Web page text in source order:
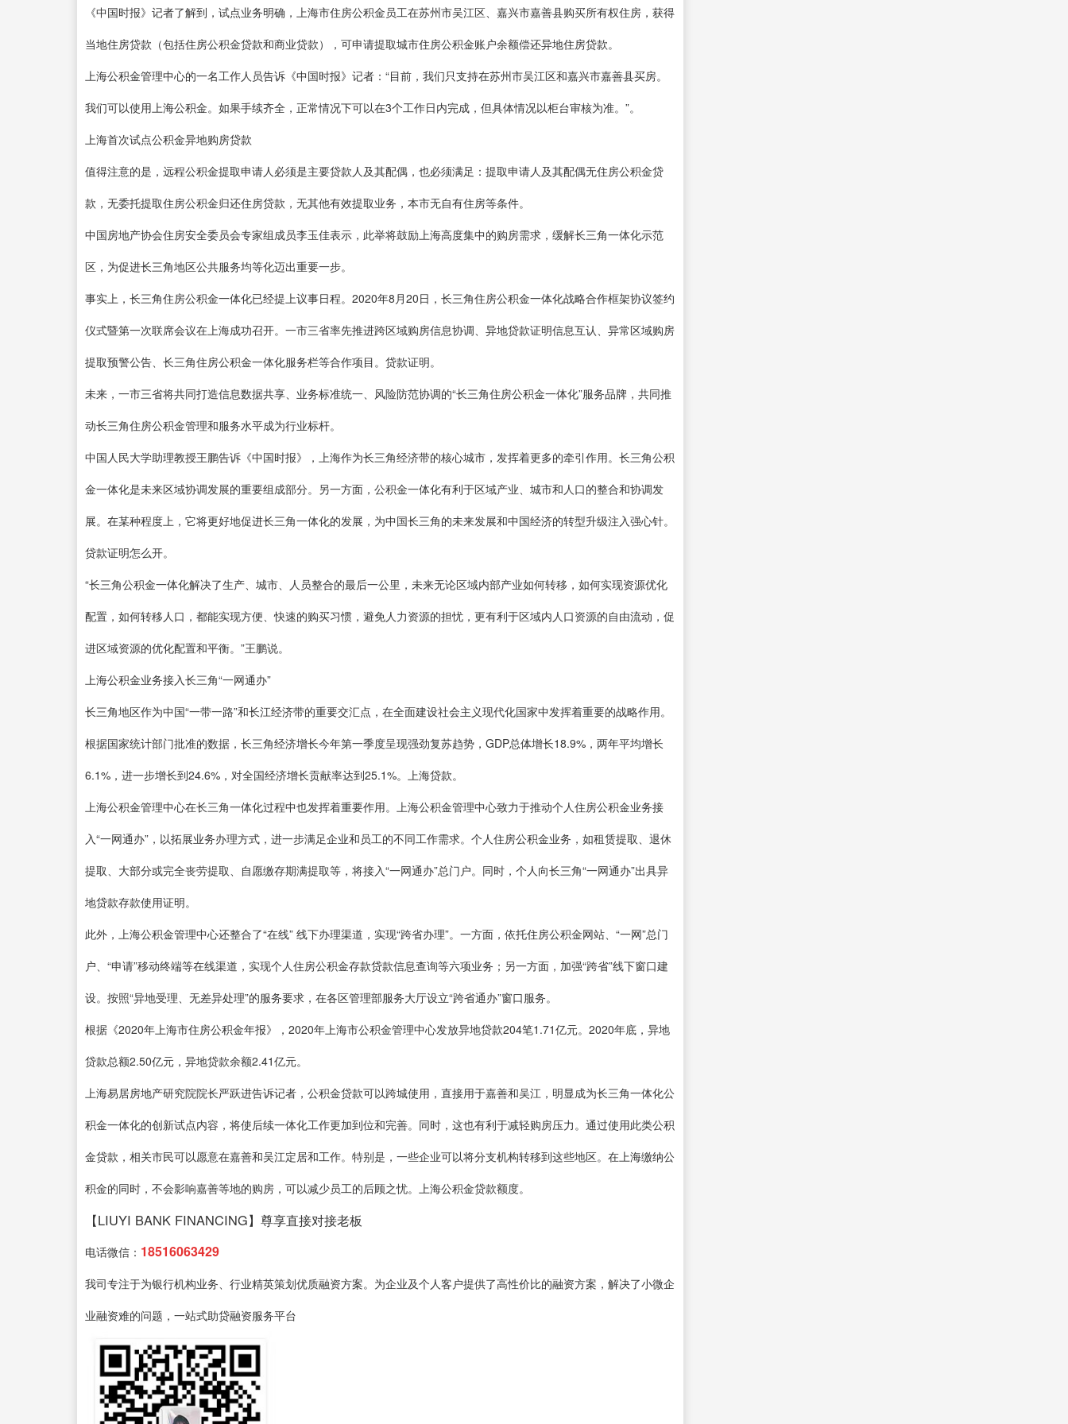
《中国时报》记者了解到，试点业务明确，上海市住房公积金员工在苏州市吴江区、嘉兴市嘉善县购买所有权住房，获得
当地住房贷款（包括住房公积金贷款和商业贷款），可申请提取城市住房公积金账户余额偿还异地住房贷款。
上海公积金管理中心的一名工作人员告诉《中国时报》记者：“目前，我们只支持在苏州市吴江区和嘉兴市嘉善县买房。
我们可以使用上海公积金。如果手续齐全，正常情况下可以在3个工作日内完成，但具体情况以柜台审核为准。”。
上海首次试点公积金异地购房贷款
值得注意的是，远程公积金提取申请人必须是主要贷款人及其配偶，也必须满足：提取申请人及其配偶无住房公积金贷
款，无委托提取住房公积金归还住房贷款，无其他有效提取业务，本市无自有住房等条件。
中国房地产协会住房安全委员会专家组成员李玉佳表示，此举将鼓励上海高度集中的购房需求，缓解长三角一体化示范
区，为促进长三角地区公共服务均等化迈出重要一步。
事实上，长三角住房公积金一体化已经提上议事日程。2020年8月20日，长三角住房公积金一体化战略合作框架协议签约
仪式暨第一次联席会议在上海成功召开。一市三省率先推进跨区域购房信息协调、异地贷款证明信息互认、异常区域购房
提取预警公告、长三角住房公积金一体化服务栏等合作项目。贷款证明。
未来，一市三省将共同打造信息数据共享、业务标准统一、风险防范协调的“长三角住房公积金一体化”服务品牌，共同推
动长三角住房公积金管理和服务水平成为行业标杆。
中国人民大学助理教授王鹏告诉《中国时报》，上海作为长三角经济带的核心城市，发挥着更多的牵引作用。长三角公积
金一体化是未来区域协调发展的重要组成部分。另一方面，公积金一体化有利于区域产业、城市和人口的整合和协调发
展。在某种程度上，它将更好地促进长三角一体化的发展，为中国长三角的未来发展和中国经济的转型升级注入强心针。
贷款证明怎么开。
“长三角公积金一体化解决了生产、城市、人员整合的最后一公里，未来无论区域内部产业如何转移，如何实现资源优化
配置，如何转移人口，都能实现方便、快速的购买习惯，避免人力资源的担忧，更有利于区域内人口资源的自由流动，促
进区域资源的优化配置和平衡。”王鹏说。
上海公积金业务接入长三角“一网通办”
长三角地区作为中国“一带一路”和长江经济带的重要交汇点，在全面建设社会主义现代化国家中发挥着重要的战略作用。
根据国家统计部门批准的数据，长三角经济增长今年第一季度呈现强劲复苏趋势，GDP总体增长18.9%，两年平均增长
6.1%，进一步增长到24.6%，对全国经济增长贡献率达到25.1%。上海贷款。
上海公积金管理中心在长三角一体化过程中也发挥着重要作用。上海公积金管理中心致力于推动个人住房公积金业务接
入“一网通办”，以拓展业务办理方式，进一步满足企业和员工的不同工作需求。个人住房公积金业务，如租赁提取、退休
提取、大部分或完全丧劳提取、自愿缴存期满提取等，将接入“一网通办”总门户。同时，个人向长三角“一网通办”出具异
地贷款存款使用证明。
此外，上海公积金管理中心还整合了“在线” 线下办理渠道，实现“跨省办理”。一方面，依托住房公积金网站、“一网”总门
户、“申请”移动终端等在线渠道，实现个人住房公积金存款贷款信息查询等六项业务；另一方面，加强“跨省”线下窗口建
设。按照“异地受理、无差异处理”的服务要求，在各区管理部服务大厅设立“跨省通办”窗口服务。
根据《2020年上海市住房公积金年报》，2020年上海市公积金管理中心发放异地贷款204笔1.71亿元。2020年底，异地
贷款总额2.50亿元，异地贷款余额2.41亿元。
上海易居房地产研究院院长严跃进告诉记者，公积金贷款可以跨城使用，直接用于嘉善和吴江，明显成为长三角一体化公
积金一体化的创新试点内容，将使后续一体化工作更加到位和完善。同时，这也有利于减轻购房压力。通过使用此类公积
金贷款，相关市民可以愿意在嘉善和吴江定居和工作。特别是，一些企业可以将分支机构转移到这些地区。在上海缴纳公
积金的同时，不会影响嘉善等地的购房，可以减少员工的后顾之忧。上海公积金贷款额度。
【LIUYI BANK FINANCING】尊享直接对接老板
电话微信： 18516063429
我司专注于为银行机构业务、行业精英策划优质融资方案。为企业及个人客户提供了高性价比的融资方案，解决了小微企
业融资难的问题，一站式助贷融资服务平台